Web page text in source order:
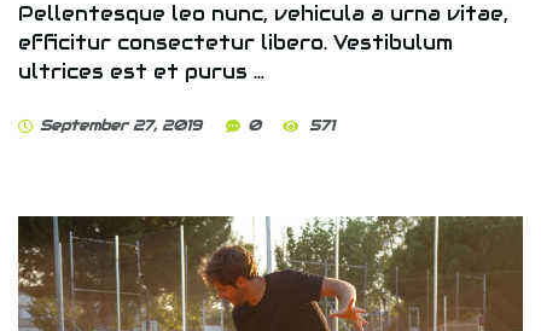
Pellentesque leo nunc, vehicula a urna vitae,
efficitur consectetur libero. Vestibulum
ultrices est et purus …
September 27, 2019 0 571